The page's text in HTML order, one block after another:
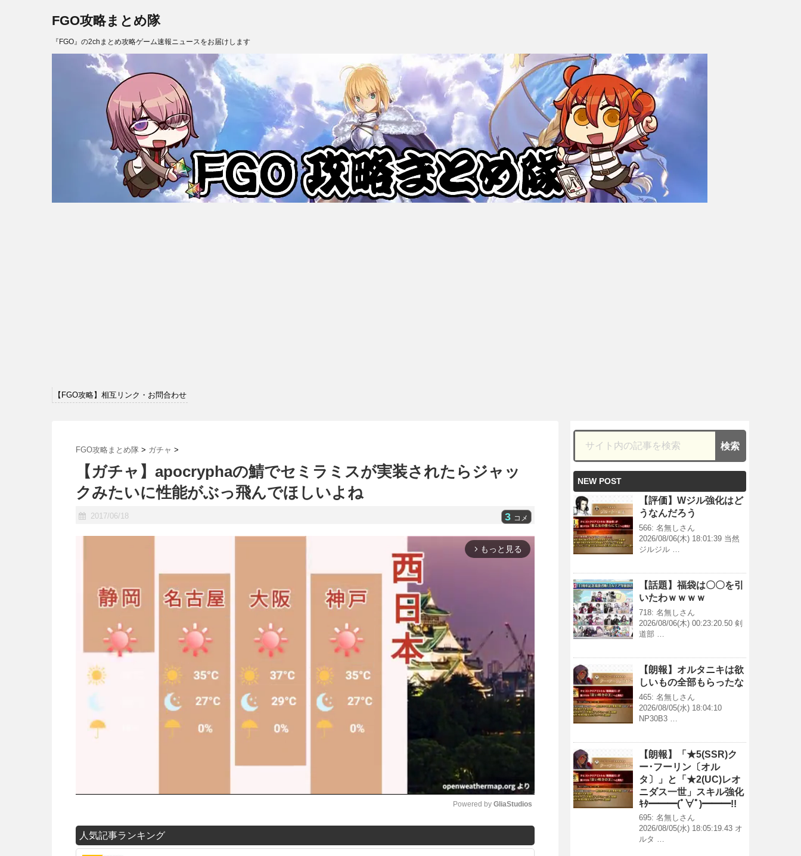
FGO攻略まとめ隊
『FGO』の2chまとめ攻略ゲーム速報ニュースをお届けします
【FGO攻略】相互リンク・お問合わせ
FGO攻略まとめ隊 > ガチャ >
【ガチャ】apocryphaの鯖でセミラミスが実装されたらジャッ
クみたいに性能がぶっ飛んでほしいよね
2017/06/18 3 コメ
arrow_forward_ios もっと見る
Powered by GliaStudios
人気記事ランキング
NEW POST
【評価】Wジル強化はど
うなんだろう
566: 名無しさん
2026/08/06(木) 18:01:39 当然
ジルジル …
【話題】福袋は〇〇を引
いたわｗｗｗｗ
718: 名無しさん
2026/08/06(木) 00:23:20.50 剣
道部 …
【朗報】オルタニキは欲
しいもの全部もらったな
465: 名無しさん
2026/08/05(水) 18:04:10
NP30B3 …
【朗報】「★5(SSR)ク
ー･フーリン〔オル
タ〕」と「★2(UC)レオ
ニダス一世」スキル強化
ｷﾀ━━━(ﾟ∀ﾟ)━━━!!
695: 名無しさん
2026/08/05(水) 18:05:19.43 オ
ルタ …